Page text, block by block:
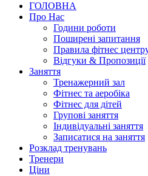
ГОЛОВНА
Про Нас
Години роботи
Поширені запитання
Правила фітнес
Відгуки & Пропозиції
Заняття
Тренажерний зал
Фітнес та аеробіка
Фітнес для дітей
Групові заняття
Індивідуальні заняття
Записатися на заняття
Розклад тренувань
Тренери
Ціни